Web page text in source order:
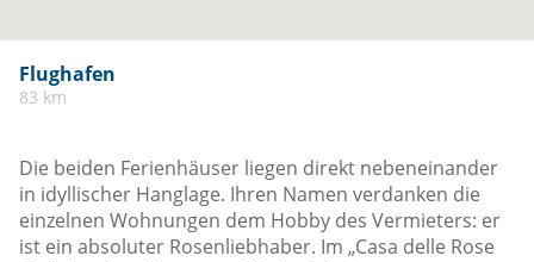
Flughafen
83 km
Die beiden Ferienhäuser liegen direkt nebeneinander
in idyllischer Hanglage. Ihren Namen verdanken die
einzelnen Wohnungen dem Hobby des Vermieters: er
ist ein absoluter Rosenliebhaber. Im „Casa delle Rose